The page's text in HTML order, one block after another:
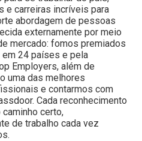
e carreiras incríveis para
abordagem de pessoas
externamente por meio
mercado: fomos premiados
em 24 países e pela
Employers, além de
uma das melhores
e contarmos com
Cada reconhecimento
certo,
de trabalho cada vez